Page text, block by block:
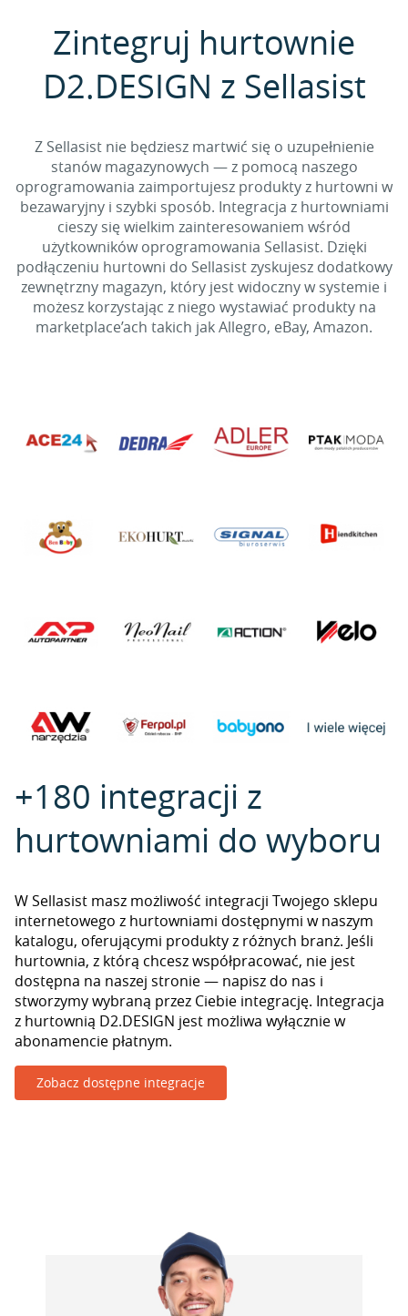
Zintegruj hurtownie
D2.DESIGN z Sellasist
Z Sellasist nie będziesz martwić się o uzupełnienie
stanów magazynowych — z pomocą naszego
oprogramowania zaimportujesz produkty z hurtowni w
bezawaryjny i szybki sposób. Integracja z hurtowniami
cieszy się wielkim zainteresowaniem wśród
użytkowników oprogramowania Sellasist. Dzięki
podłączeniu hurtowni do Sellasist zyskujesz dodatkowy
zewnętrzny magazyn, który jest widoczny w systemie i
możesz korzystając z niego wystawiać produkty na
marketplace’ach takich jak Allegro, eBay, Amazon.
+180 integracji z
hurtowniami do wyboru
W Sellasist masz możliwość integracji Twojego sklepu
internetowego z hurtowniami dostępnymi w naszym
katalogu, oferującymi produkty z różnych branż. Jeśli
hurtownia, z którą chcesz współpracować, nie jest
dostępna na naszej stronie — napisz do nas i
stworzymy wybraną przez Ciebie integrację. Integracja
z hurtownią D2.DESIGN jest możliwa wyłącznie w
abonamencie płatnym.
Zobacz dostępne integracje